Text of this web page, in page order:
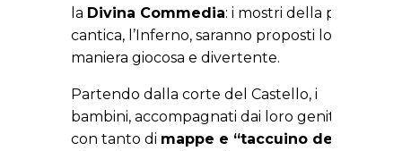
la Divina Commedia: i mostri della prima
cantica, l’Inferno, saranno proposti loro in
maniera giocosa e divertente.
Partendo dalla corte del Castello, i
bambini, accompagnati dai loro genitori e
con tanto di mappe e “taccuino del